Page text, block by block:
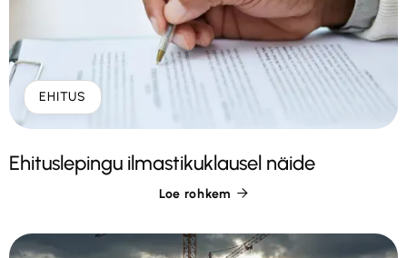
EHITUS
Ehituslepingu ilmastikuklausel näide
Loe rohkem 